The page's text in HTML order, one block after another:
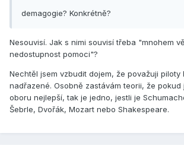
demagogie? Konkrétně?
Nesouvisí. Jak s nimi souvisí třeba "mnohem
nedostupnost pomoci"?
Nechtěl jsem vzbudit dojem, že považuji piloty
nadřazené. Osobně zastávám teorii, že pokud
oboru nejlepší, tak je jedno, jestli je
Šebrle, Dvořák, Mozart nebo Shakespeare.